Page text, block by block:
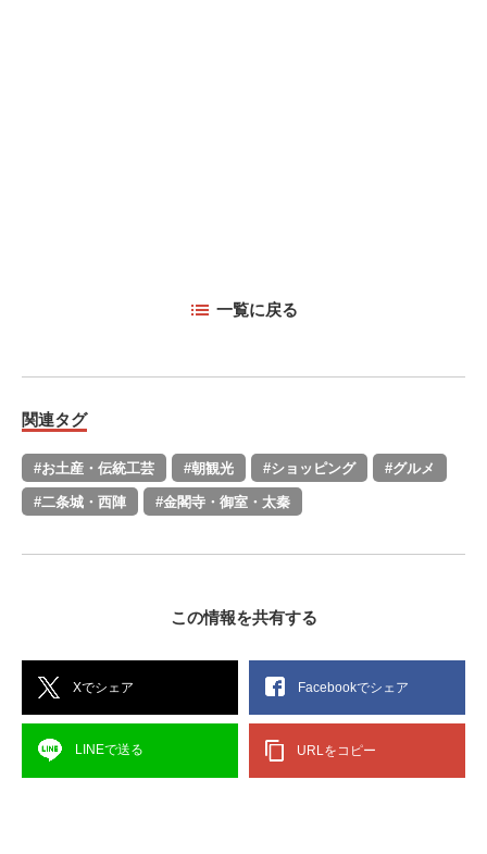
一覧に戻る
関連タグ
#お土産・伝統工芸 #朝観光 #ショッピング #グルメ
#二条城・西陣 #金閣寺・御室・太秦
この情報を共有する
Xでシェア Facebookでシェア
LINEで送る URLをコピー